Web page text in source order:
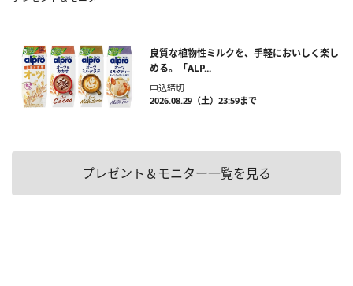
良質な植物性ミルクを、手軽においしく楽し
める。「ALP...
申込締切
2026.08.29（土）23:59まで
プレゼント＆モニター一覧を見る